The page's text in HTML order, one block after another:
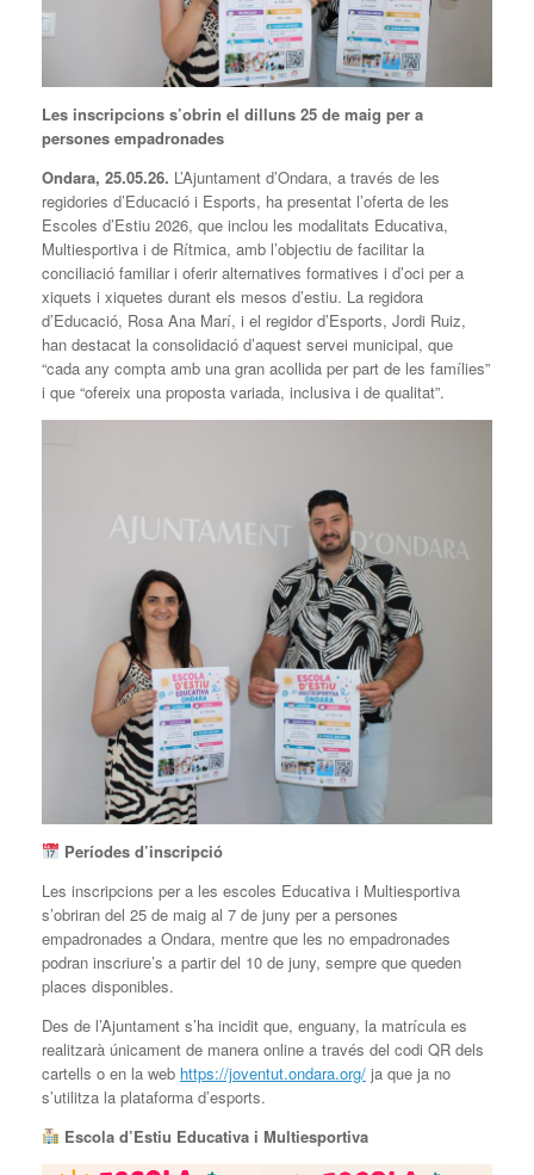
Les inscripcions s’obrin el dilluns 25 de maig per a
persones empadronades
Ondara, 25.05.26. L’Ajuntament d’Ondara, a través de les
regidories d’Educació i Esports, ha presentat l’oferta de les
Escoles d’Estiu 2026, que inclou les modalitats Educativa,
Multiesportiva i de Rítmica, amb l’objectiu de facilitar la
conciliació familiar i oferir alternatives formatives i d’oci per a
xiquets i xiquetes durant els mesos d’estiu. La regidora
d’Educació, Rosa Ana Marí, i el regidor d’Esports, Jordi Ruiz,
han destacat la consolidació d’aquest servei municipal, que
“cada any compta amb una gran acollida per part de les famílies”
i que “ofereix una proposta variada, inclusiva i de qualitat”.
Períodes d’inscripció
Les inscripcions per a les escoles Educativa i Multiesportiva
s’obriran del 25 de maig al 7 de juny per a persones
empadronades a Ondara, mentre que les no empadronades
podran inscriure’s a partir del 10 de juny, sempre que queden
places disponibles.
Des de l’Ajuntament s’ha incidit que, enguany, la matrícula es
realitzarà únicament de manera online a través del codi QR dels
cartells o en la web https://joventut.ondara.org/ ja que ja no
s’utilitza la plataforma d’esports.
Escola d’Estiu Educativa i Multiesportiva